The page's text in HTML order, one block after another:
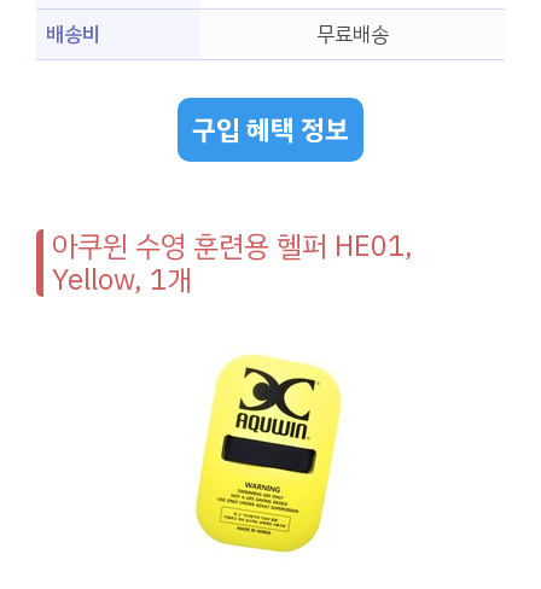
배송비
무료배송
구입 혜택 정보
아쿠윈 수영 훈련용 헬퍼 HE01,
Yellow, 1개